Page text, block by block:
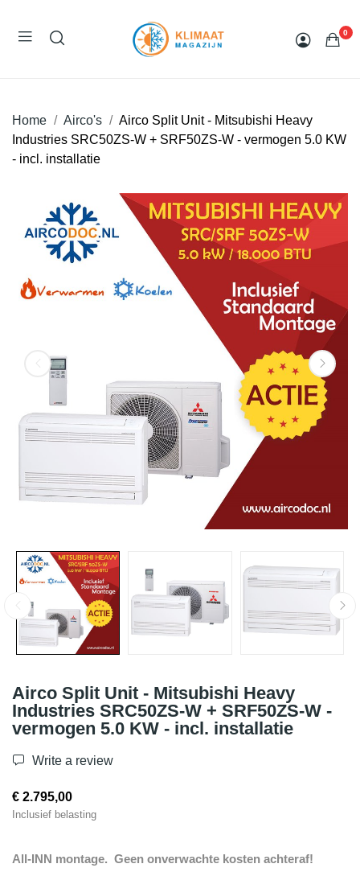
0
Home Airco's
Airco Split Unit - Mitsubishi Heavy
Industries SRC50ZS-W + SRF50ZS-W - vermogen 5.0 KW
- incl. installatie
Airco Split Unit - Mitsubishi Heavy
Industries SRC50ZS-W + SRF50ZS-W -
vermogen 5.0 KW - incl. installatie
Write a review
€ 2.795,00
Inclusief belasting
All-INN montage. Geen onverwachte kosten achteraf!